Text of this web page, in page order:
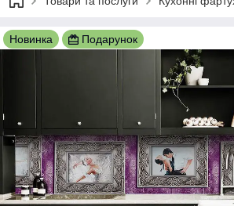
Новинка Подарунок